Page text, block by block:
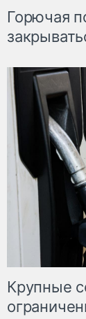
Горючая
Крупные